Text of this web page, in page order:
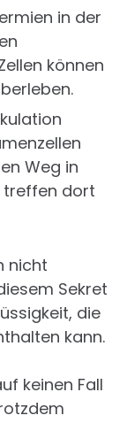
in der
können
Weg in
treffen dort
nicht
Sekret
die
kann.
keinen Fall